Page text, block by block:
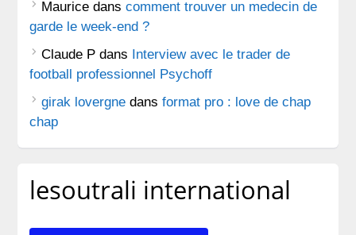
Maurice danscomment trouver un medecin de
garde le week-end ?
Claude P dans
Interview avec le trader de
football professionnel Psychoff
girak lovergne dansformat pro : love de chap
chap
lesoutrali international